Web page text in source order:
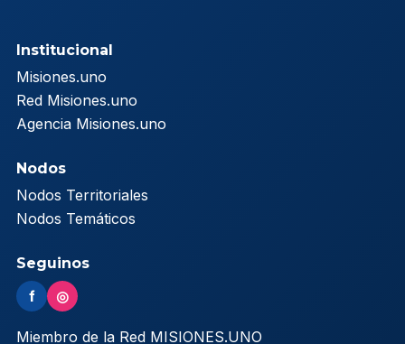
Institucional
Misiones.uno
Red Misiones.uno
Agencia Misiones.uno
Nodos
Nodos Territoriales
Nodos Temáticos
Seguinos
f ◎
Miembro de la Red MISIONES.UNO